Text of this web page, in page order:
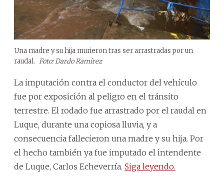
Una madre y su hija murieron tras ser arrastradas por un
raudal. Foto: Dardo Ramírez
La imputación contra el conductor del vehículo
fue por exposición al peligro en el tránsito
terrestre. El rodado fue arrastrado por el raudal en
Luque, durante una copiosa lluvia, y a
consecuencia fallecieron una madre y su hija. Por
el hecho también ya fue imputado el intendente
de Luque, Carlos Echeverría. Siga leyendo.